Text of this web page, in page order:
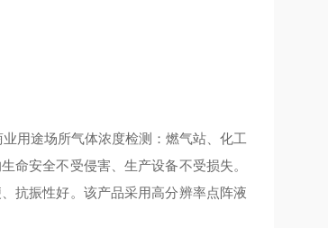
用途场所气体浓度检测：燃气站、化工
命安全不受侵害、生产设备不受损失。
抗振性好。该产品采用高分辨率点阵液